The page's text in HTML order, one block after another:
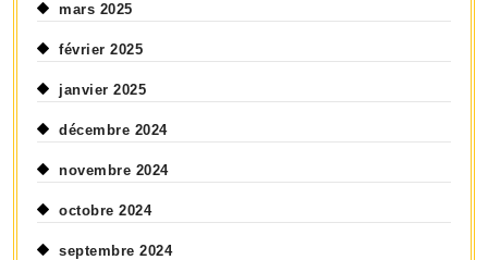
mars 2025
février 2025
janvier 2025
décembre 2024
novembre 2024
octobre 2024
septembre 2024